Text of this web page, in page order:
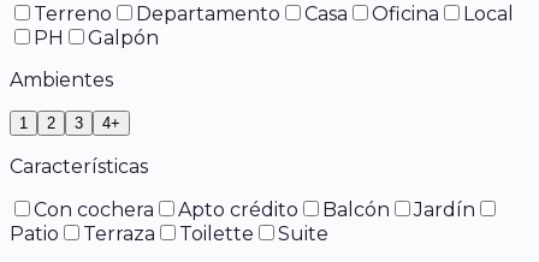
Terreno
Departamento Casa Oficina
Local
PH
Galpón
Ambientes
1 2 3 4+
Características
Con cochera
Apto crédito Balcón
Jardín
Patio
Terraza Toilette
Suite